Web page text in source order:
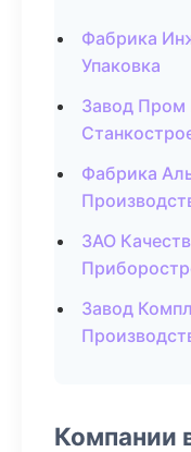
Фабрика
Упаковка
Завод
Фабрика
ЗАО
Завод
Компании